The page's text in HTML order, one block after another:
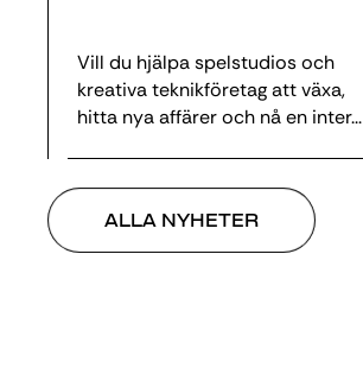
Vill du hjälpa spelstudios och
kreativa teknikföretag att växa,
hitta nya affärer och nå en inter...
ALLA NYHETER